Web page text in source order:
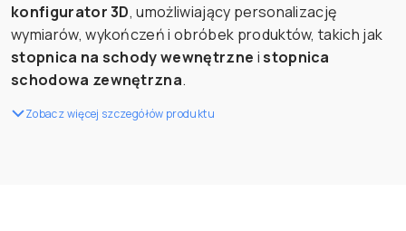
konfigurator 3D, umożliwiający personalizację
wymiarów, wykończeń i obróbek produktów, takich jak
stopnica na schody wewnętrzne istopnica
schodowa zewnętrzna.
Zobacz więcej szczegółów produktu